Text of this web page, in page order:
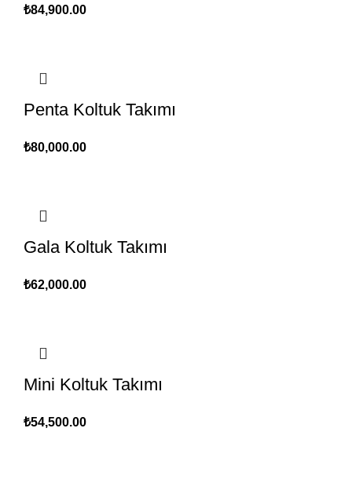
₺84,900.00
Penta Koltuk Takımı
₺80,000.00
Gala Koltuk Takımı
₺62,000.00
Mini Koltuk Takımı
₺54,500.00